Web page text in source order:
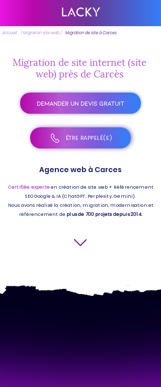
Accueil / Migration site web / Migration de site à Carces
Migration de site internet (site
web) près de Carcès
DEMANDER UN DEVIS GRATUIT
ÊTRE RAPPELÉ(E)
Agence web à Carces
Certifiée experteen création de site web + Référencement
SEO Google & IA (ChatGPT, Perplexity, Gemini).
Nous avons réalisé la création, migration, modernisation et
référencement de plus de 700 projets depuis 2014.